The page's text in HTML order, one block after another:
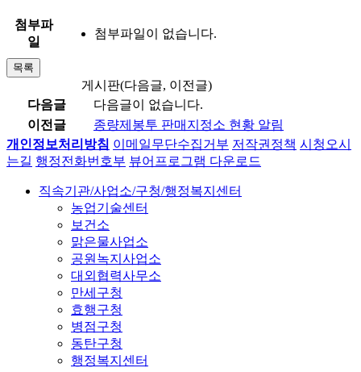
첨부파
일
첨부파일이 없습니다.
목록
게시판(다음글, 이전글)
다음글
다음글이 없습니다.
이전글
종량제봉투 판매지정소 현황 알림
개인정보처리방침 이메일무단수집거부 저작권정책 시청오시
는길 행정전화번호부 뷰어프로그램 다운로드
직속기관/사업소/구청/행정복지센터
농업기술센터
보건소
맑은물사업소
공원녹지사업소
대외협력사무소
만세구청
효행구청
병점구청
동탄구청
행정복지센터